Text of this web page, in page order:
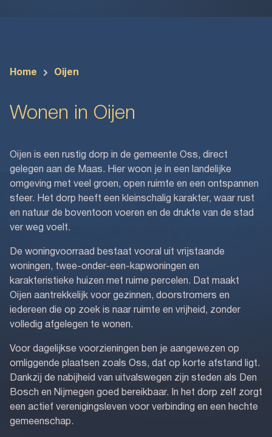
Home Oijen
Wonen in Oijen
Oijen is een rustig dorp in de gemeente Oss, direct
gelegen aan de Maas. Hier woon je in een landelijke
omgeving met veel groen, open ruimte en een ontspannen
sfeer. Het dorp heeft een kleinschalig karakter, waar rust
en natuur de boventoon voeren en de drukte van de stad
ver weg voelt.
De woningvoorraad bestaat vooral uit vrijstaande
woningen, twee-onder-een-kapwoningen en
karakteristieke huizen met ruime percelen. Dat maakt
Oijen aantrekkelijk voor gezinnen, doorstromers en
iedereen die op zoek is naar ruimte en vrijheid, zonder
volledig afgelegen te wonen.
Voor dagelijkse voorzieningen ben je aangewezen op
omliggende plaatsen zoals Oss, dat op korte afstand ligt.
Dankzij de nabijheid van uitvalswegen zijn steden als Den
Bosch en Nijmegen goed bereikbaar. In het dorp zelf zorgt
een actief verenigingsleven voor verbinding en een hechte
gemeenschap.